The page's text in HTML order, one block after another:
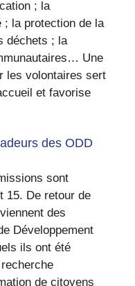
; la
; la protection de la
déchets ; la
Une
les volontaires sert
et favorise
des ODD
sont
15. De retour de
des
Développement
ils ont été
de citoyens